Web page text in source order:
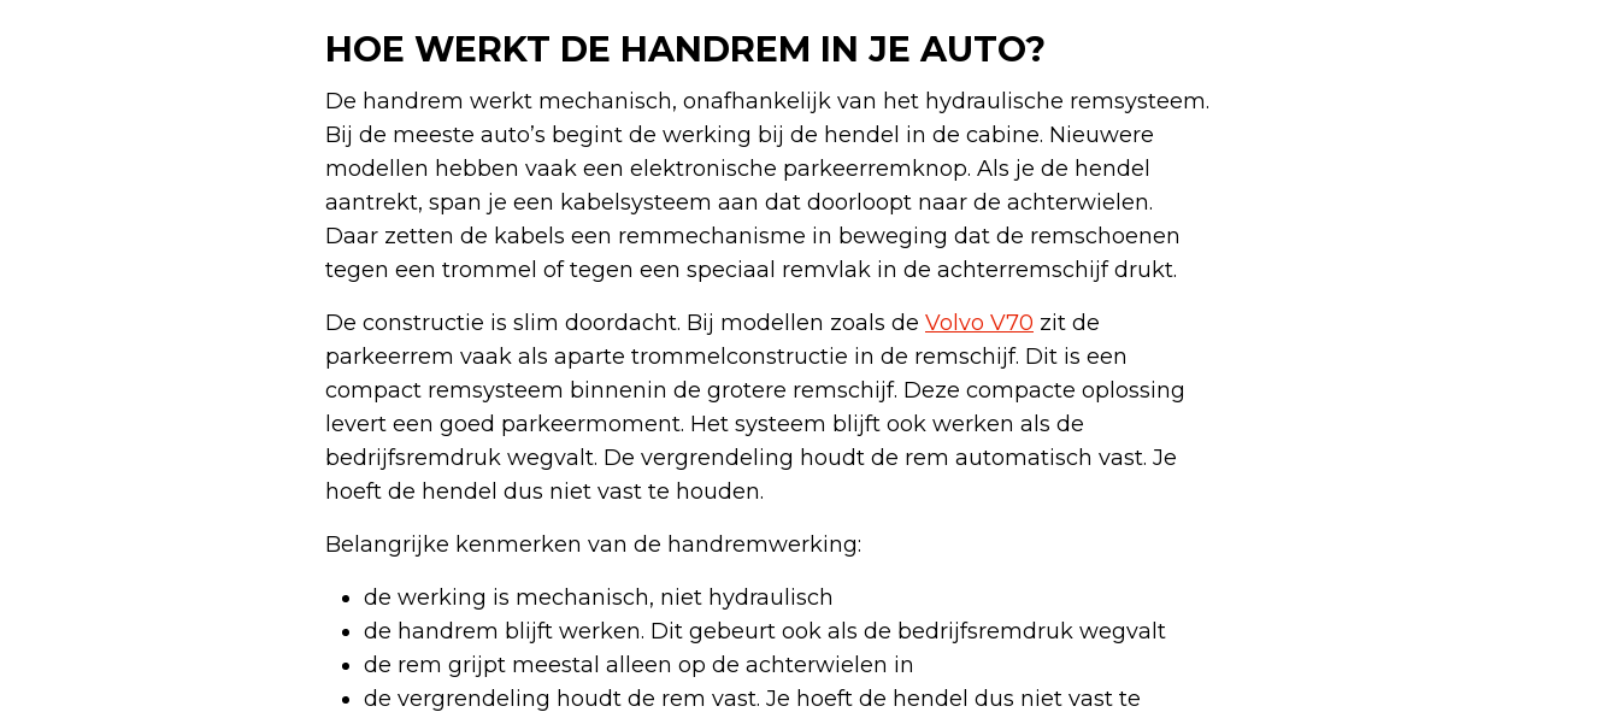
HOE WERKT DE HANDREM IN JE AUTO?
De handrem werkt mechanisch, onafhankelijk van het hydraulische remsysteem.
Bij de meeste auto’s begint de werking bij de hendel in de cabine. Nieuwere
modellen hebben vaak een elektronische parkeerremknop. Als je de hendel
aantrekt, span je een kabelsysteem aan dat doorloopt naar de achterwielen.
Daar zetten de kabels een remmechanisme in beweging dat de remschoenen
tegen een trommel of tegen een speciaal remvlak in de achterremschijf drukt.
De constructie is slim doordacht. Bij modellen zoals de Volvo V70 zit de
parkeerrem vaak als aparte trommelconstructie in de remschijf. Dit is een
compact remsysteem binnenin de grotere remschijf. Deze compacte oplossing
levert een goed parkeermoment. Het systeem blijft ook werken als de
bedrijfsremdruk wegvalt. De vergrendeling houdt de rem automatisch vast. Je
hoeft de hendel dus niet vast te houden.
Belangrijke kenmerken van de handremwerking:
de werking is mechanisch, niet hydraulisch
de handrem blijft werken. Dit gebeurt ook als de bedrijfsremdruk wegvalt
de rem grijpt meestal alleen op de achterwielen in
de vergrendeling houdt de rem vast. Je hoeft de hendel dus niet vast te